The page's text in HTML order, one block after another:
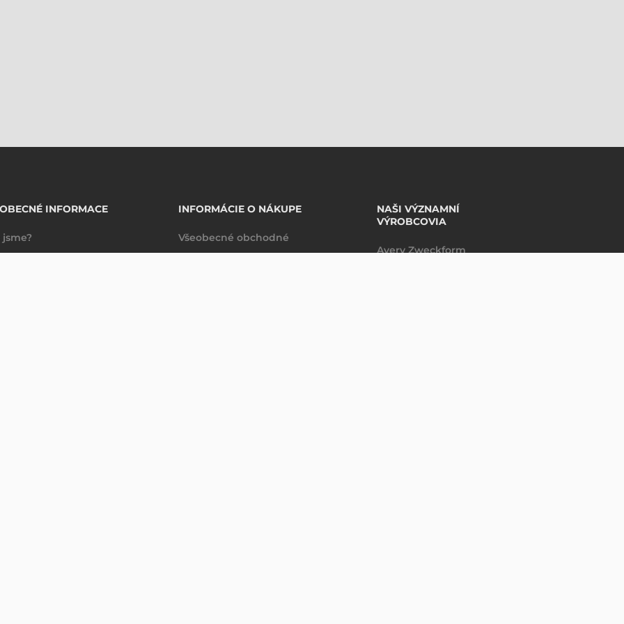
INFORMACE
jsme?
INFORMÁCIE O NÁKUPE
Všeobecné obchodné
NAŠI VÝZNAMNÍ
VÝROBCOVIA
Avery Zweckform